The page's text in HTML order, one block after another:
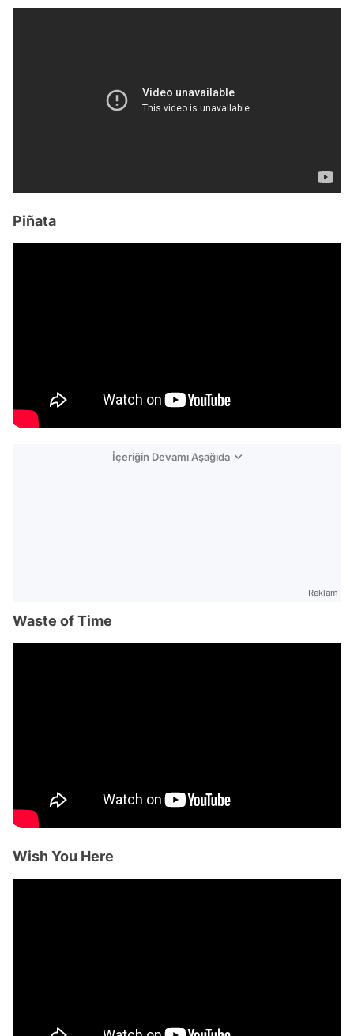
Piñata
İçeriğin Devamı Aşağıda
Reklam
Waste of Time
Wish You Here